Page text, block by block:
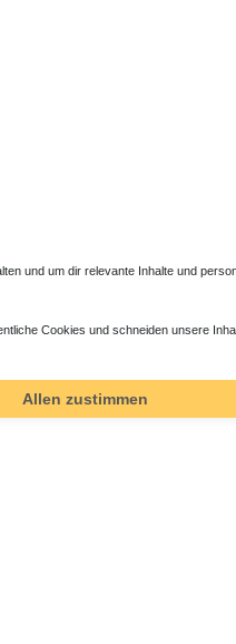
und um dir relevante Inhalte und
Cookies und schneiden unsere
Allen zustimmen